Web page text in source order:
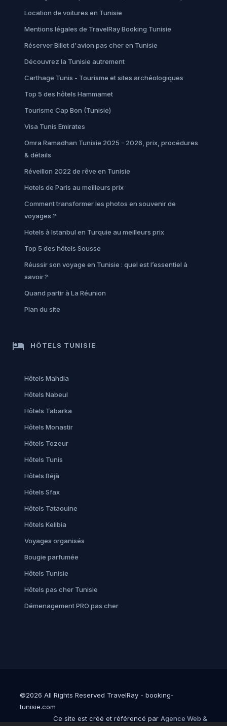
Location de voitures en Tunisie
Mentions légales de TravelRay Booking Tunisie
Réserver Billet d'avion pas cher en Tunisie
Découvrez la Tunisie autrement
Carthage Tunis - Tourisme et sites archéologiques
Top 5 des hôtels Hammamet
Tourisme Cap Bon (Tunisie)
Visa Tunis Emirates
Omra Ramadhan Tunisie 2025 - 2026, prix, procédures
& détails
Réveillon 2022 de rêve en Tunisie
Hotels de Paris au meilleurs prix
Comment transformer les photos en souvenir de
voyages ?
Hotels à Istanbul en Turquie au meilleurs prix
Top 5 des hôtels Sousse
Réussir son voyage en Tunisie : quel est l’essentiel à
savoir ?
Quand partir à La Réunion
Plan du site
hotel HÔTELS TUNISIE
Hôtels Mahdia
Hôtels Nabeul
Hôtels Tabarka
Hôtels Monastir
Hôtels Tozeur
Hôtels Tunis
Hôtels Béjà
Hôtels Sfax
Hôtels Tataouine
Hôtels Kelibia
Voyages organisés
Bougie parfumée
Hôtels Tunisie
Hôtels pas cher Tunisie
Démenagement PRO pas cher
©2026 All Rights Reserved TravelRay - booking-
tunisie.com
Ce site est créé et référencé par Agence Web &